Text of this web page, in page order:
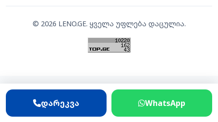
დარეკვა WhatsApp
© 2026 LENO.GE. ყველა უფლება დაცულია.